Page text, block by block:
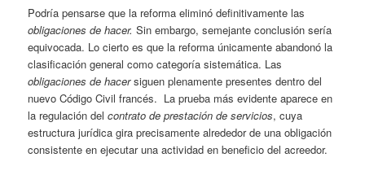
Podría pensarse que la reforma eliminó definitivamente las
obligaciones de hacer. Sin embargo, semejante conclusión sería
equivocada. Lo cierto es que la reforma únicamente abandonó la
clasificación general como categoría sistemática. Las
obligaciones de hacersiguen plenamente presentes dentro del
nuevo Código Civil francés. La prueba más evidente aparece en
la regulación delcontrato de prestación de servicios, cuya
estructura jurídica gira precisamente alrededor de una obligación
consistente en ejecutar una actividad en beneficio del acreedor.